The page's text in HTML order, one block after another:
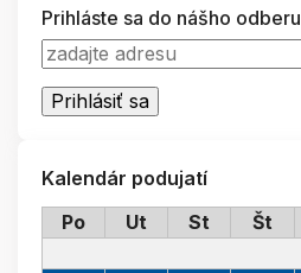
Prihláste sa do nášho
Kalendár podujatí
Po
Ut St Št